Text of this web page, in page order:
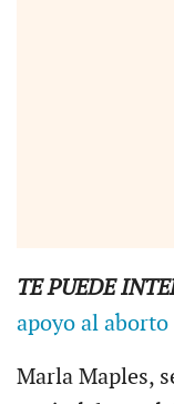
TE PUEDE
apoyo al aborto
Marla Maples,